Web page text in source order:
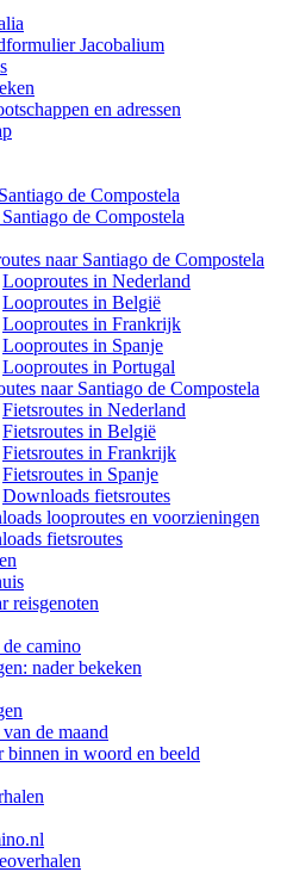
Jacobalium
en adressen
de Compostela
de Compostela
naar Santiago de Compostela
Looproutes in Nederland
Looproutes in België
Looproutes in Frankrijk
Looproutes in Spanje
Looproutes in Portugal
naar Santiago de Compostela
Fietsroutes in Nederland
Fietsroutes in België
Fietsroutes in Frankrijk
Fietsroutes in Spanje
Downloads fietsroutes
looproutes en voorzieningen
fietsroutes
reisgenoten
camino
nader bekeken
de maand
binnen in woord en beeld